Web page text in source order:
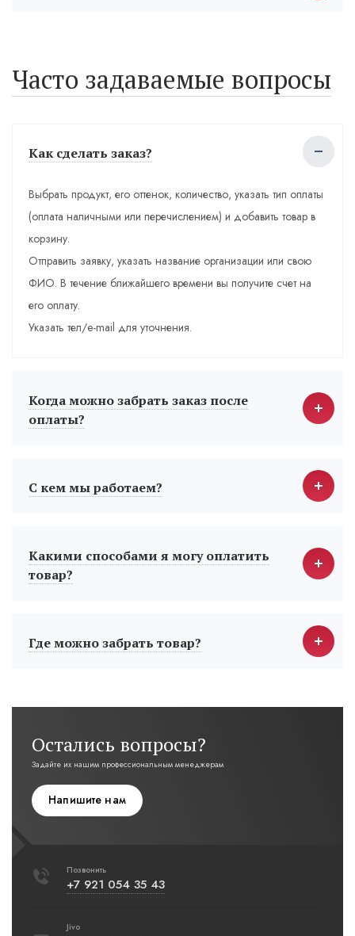
Часто задаваемые вопросы
Как сделать заказ?
Выбрать продукт, его оттенок, количество, указать тип оплаты
(оплата наличными или перечислением) и добавить товар в
корзину.
Отправить заявку, указать название организации или свою
ФИО. В течение ближайшего времени вы получите счет на
его оплату.
Указать тел/e-mail для уточнения.
Когда можно забрать заказ после
оплаты?
С кем мы работаем?
Какими способами я могу оплатить
товар?
Где можно забрать товар?
Остались вопросы?
Задайте их нашим профессиональным менеджерам
Напишите нам
Позвонить
+7 921 054 35 43
Jivo